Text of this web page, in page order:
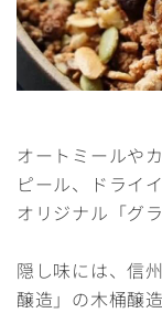
オートミールや
ピール、ドライ
オリジナル「グ
隠し味には、信
醸造」の木桶醸